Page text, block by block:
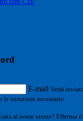
E-mail Verrà
istruzioni necessarie.
al nome utente? Effettua